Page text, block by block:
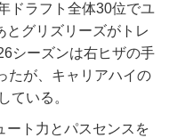
ドラフト全体30位でユ
とグリズリーズがトレ
シーズンは右ヒザの手
たが、キャリアハイの
ている。
ト力とパスセンスを